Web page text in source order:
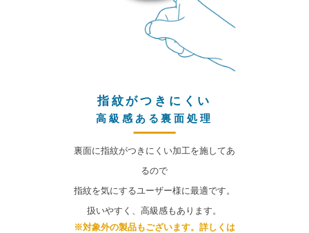
指紋がつきにくい
高級感ある裏面処理
裏面に指紋がつきにくい加工を施してあ
るので
指紋を気にするユーザー様に最適です。
扱いやすく、高級感もあります。
※対象外の製品もございます。詳しくは